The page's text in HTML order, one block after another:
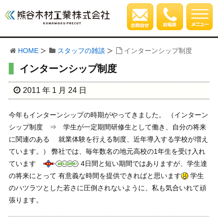
HOME スタッフの雑談 インターンシップ制度
インターンシップ制度
2011 年 1 月 24 日
今年もインターンシップの時期がやってきました。 （インターン
シップ制度 ⇒ 学生が一定期間研修生として働き、自分の将来
に関連のある 就業体験を行える制度、近年導入する学校が増え
ています。） 弊社では、毎年数名の地元高校の1年生を受け入れ
ています
4日間と短い期間ではありますが、学生達
の将来にとって 有意義な時間を提供できればと思います
学生
のハツラツとした若さに圧倒されないように、私も気合いれて頑
張ります。